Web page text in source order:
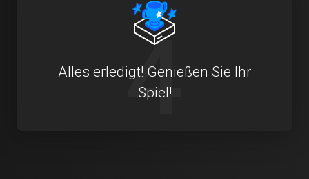
4
Alles erledigt! Genießen Sie Ihr
Spiel!